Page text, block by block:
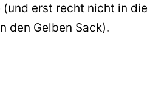
erst recht nicht in die
den Gelben Sack).